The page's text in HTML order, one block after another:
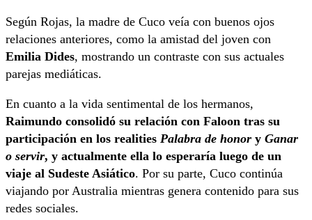
Según Rojas, la madre de Cuco veía con buenos ojos
relaciones anteriores, como la amistad del joven con
Emilia Dides, mostrando un contraste con sus actuales
parejas mediáticas.
En cuanto a la vida sentimental de los hermanos,
Raimundo consolidó su relación con Faloon tras su
participación en los realities Palabra de honor y Ganar
o servir, y actualmente ella lo esperaría luego de un
viaje al Sudeste Asiático. Por su parte, Cuco continúa
viajando por Australia mientras genera contenido para sus
redes sociales.